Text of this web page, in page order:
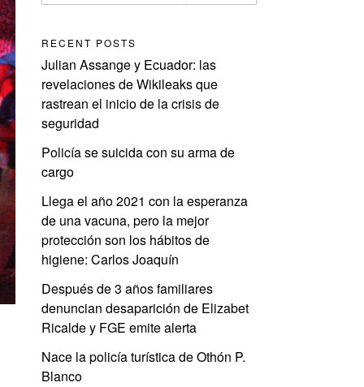
RECENT POSTS
Julian Assange y Ecuador: las
revelaciones de Wikileaks que
rastrean el inicio de la crisis de
seguridad
Policía se suicida con su arma de
cargo
Llega el año 2021 con la esperanza
de una vacuna, pero la mejor
protección son los hábitos de
higiene: Carlos Joaquín
Después de 3 años familiares
denuncian desaparición de Elizabet
Ricalde y FGE emite alerta
Nace la policía turística de Othón P.
Blanco